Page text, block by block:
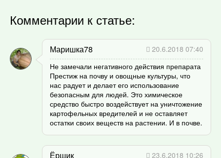
Комментарии к статье:
Маришка78
20.6.2018 07:40
Не замечали негативного действия препарата
Престиж на почву и овощные культуры, что
нас радует и делает его использование
безопасным для людей. Это химическое
средство быстро воздействует на уничтожение
картофельных вредителей и не оставляет
остатки своих веществ на растении. И в почве.
Ёршик
23.6.2018 10:26